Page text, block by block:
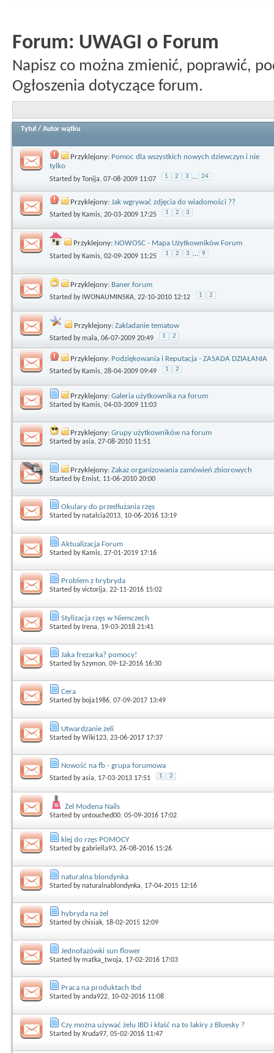
Forum: UWAGI o Forum
Napisz co można zmienić, poprawić,
Ogłoszenia dotyczące forum.
Tytuł / Autor wątku
Przyklejony: Pomoc dla wszystkich nowych dziewczyn i nie
tylko
Started byTonija, 07-08-2009 11:07 1 2 3 ... 24
Przyklejony: Jak wgrywać zdjęcia do wiadomości ??
Started by Kamis, 20-03-2009 17:25 1 2 3
Przyklejony: NOWOSC - Mapa Użytkowników Forum
Started by Kamis, 02-09-2009 11:25 1 2 3 ... 9
Przyklejony: Baner forum
Started by IWONAUMINSKA, 22-10-2010 12:12 1 2
Przyklejony: Zakladanie tematow
Started bymala, 06-07-2009 20:49 1 2
Przyklejony: Podziękowania i Reputacja - ZASADA DZIAŁANIA
Started by Kamis, 28-04-2009 09:49 1 2
Przyklejony: Galeria użytkownika na forum
Started by Kamis, 04-03-2009 11:03
Przyklejony: Grupy użytkowników na forum
Started byasia, 27-08-2010 11:51
Przyklejony: Zakaz organizowania zamówień zbiorowych
Started by Emist, 11-06-2010 20:00
Okulary do przedłużania rzęs
Started bynatalcia2013, 10-06-2016 13:19
Aktualizacja Forum
Started by Kamis, 27-01-2019 17:16
Problem z hrybryda
Started byvictorija, 22-11-2016 15:02
Stylizacja rzęs w Niemczech
Started by Irena, 19-03-2018 21:41
Jaka frezarka? pomocy!
Started bySzymon, 09-12-2016 16:30
Cera
Started byboja1986, 07-09-2017 13:49
Utwardzanie żeli
Started byWiki123, 23-06-2017 17:37
Nowość na fb - grupa forumowa
Started byasia, 17-03-2013 17:51 1 2
Żel Modena Nails
Started byuntouched00, 05-09-2016 17:02
klej do rzęs POMOCY
Started bygabriella93, 26-08-2016 15:26
naturalna blondynka
Started bynaturalnablondynka, 17-04-2015 12:16
hybryda na żel
Started bychisiak, 18-02-2015 12:09
Jednofazówki sun flower
Started bymatka_twoja, 17-02-2016 17:03
Praca na produktach Ibd
Started byanda922, 10-02-2016 11:08
Czy można używać żelu IBD i kłaść na to lakiry z Bluesky ?
Started byXruda97, 05-02-2016 11:47